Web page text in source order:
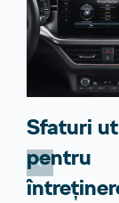
Sfaturi
pentru